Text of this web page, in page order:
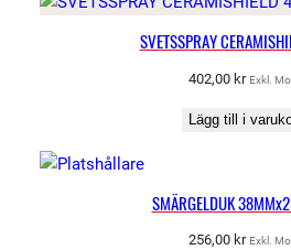
SVETSSPRAY
402,00 kr Exkl.
Lägg till i
SMÄRGELDUK
256,00 kr Exkl.